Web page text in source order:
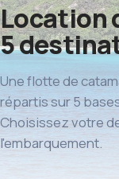
Location
5
Une flotte de
répartis sur 5
Choisissez votre
l'embarquement.